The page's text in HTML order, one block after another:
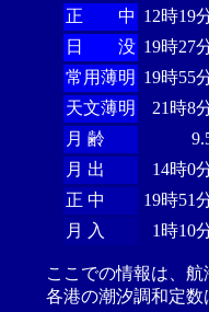
正 中 12時19
日 没 19時27
常用薄明 19時55
天文薄明
21時8
月 齢
月 出
14時0
正 中
19時51
月 入
1時10
ここでの情報は、
各港の潮汐調和定